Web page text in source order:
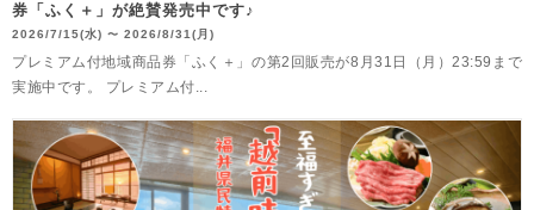
券「ふく＋」が絶賛発売中です♪
2026/7/15(水) 〜 2026/8/31(月)
プレミアム付地域商品券「ふく＋」の第2回販売が8月31日（月）23:59まで
実施中です。 プレミアム付...